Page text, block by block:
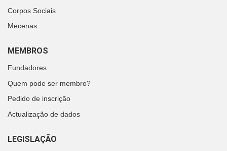
Corpos Sociais
Mecenas
MEMBROS
Fundadores
Quem pode ser membro?
Pedido de inscrição
Actualização de dados
LEGISLAÇÃO